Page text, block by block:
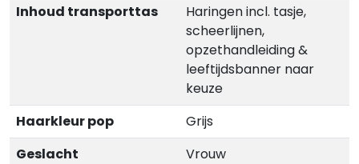
Inhoud transporttas
Haringen incl. tasje,
scheerlijnen,
opzethandleiding &
leeftijdsbanner naar
keuze
Haarkleur pop
Grijs
Geslacht
Vrouw